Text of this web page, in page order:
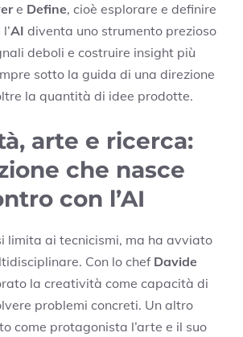
e Define, cioè esplorare e definire
AI diventa uno strumento prezioso
deboli e costruire insight più
sotto la guida di una direzione
la quantità di idee prodotte.
arte e ricerca:
che nasce
con l’AI
limita ai tecnicismi, ma ha avviato
Con lo chef Davide
la creatività come capacità di
problemi concreti. Un altro
come protagonista l’arte e il suo